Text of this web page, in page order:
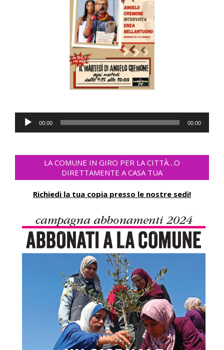
Audio
Player
00:00 00:00
LA COMUNE IN GIRO PER LA CITTÀ…O
DIRETTAMENTE A CASA TUA
Richiedi la tua copia presso le nostre sedi!